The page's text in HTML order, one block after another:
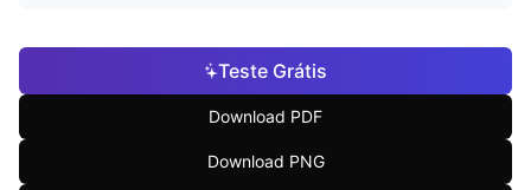
Teste Grátis
Download PDF
Download PNG